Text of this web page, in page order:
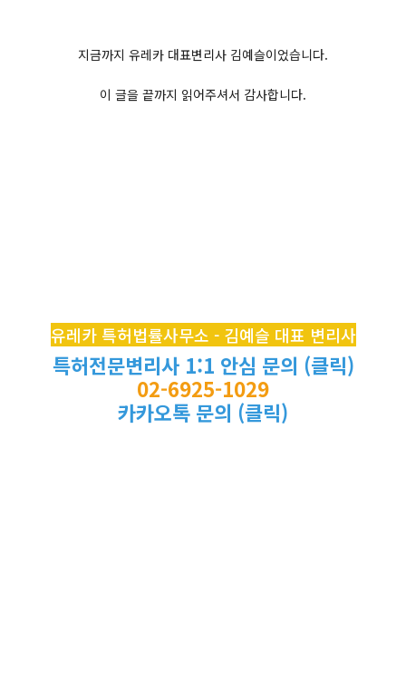
지금까지 유레카 대표변리사 김예슬이었습니다.
이 글을 끝까지 읽어주셔서 감사합니다.
유레카 특허법률사무소 - 김예슬 대표 변리사
특허전문변리사 1:1 안심 문의 (클릭)
02-6925-1029
카카오톡 문의 (클릭)